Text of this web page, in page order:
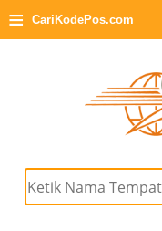
≡ CariKodePos.com